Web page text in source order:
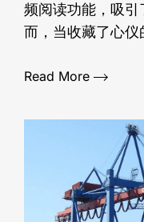
频阅读功能，吸
而，当收藏了心仪
Read More